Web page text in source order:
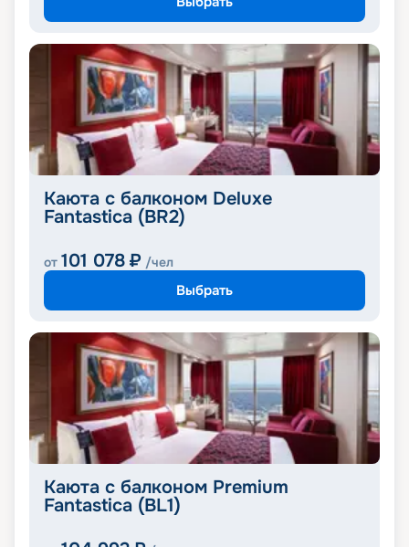
Каюта с балконом Deluxe
Fantastica (BR2)
от 101 078 ₽ /чел
Выбрать
Каюта с балконом Premium
Fantastica (BL1)